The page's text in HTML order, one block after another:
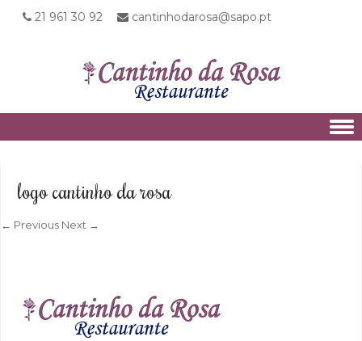
21 961 30 92 cantinhodarosa@sapo.pt
logo cantinho da rosa
← Previous Next →